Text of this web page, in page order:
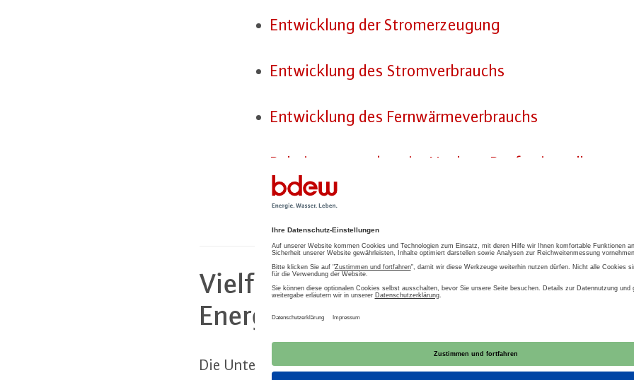
Ent­wick­lung der Strom­er­zeu­gung
Ent­wick­lung des Strom­ver­brauchs
Ent­wick­lung des Fern­wär­me­ver­brauchs
Be­hei­zungs­struk­tur im Neubau: Bau­fer­tig­stel­lun­gen
Netz­kenn­zah­len
Vielfalt in der
En­er­gie­ver­sor­ger
Die Un­ter­neh­men der En­er­gie­ver­sor­ger sind in den Sparten